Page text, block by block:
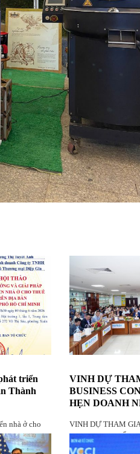
triển
Thành
nhà ở cho
Minh
VINH DỰ
BUSINESS
HẸN DOANH
VINH DỰ THAM
CONNECT – ĐIỂM
THÁNG 6/2026